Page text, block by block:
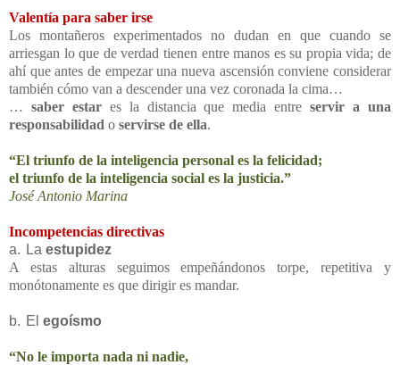
Valentía para saber irse
Los montañeros experimentados no dudan en que cuando se
arriesgan lo que de verdad tienen entre manos es su propia vida; de
ahí que antes de empezar una nueva ascensión conviene considerar
también cómo van a descender una vez coronada la cima…
… saber estares la distancia que media entreservir a una
responsabilidad o servirse de ella.
“El triunfo de la inteligencia personal es la felicidad;
el triunfo de la inteligencia social es la justicia.”
José Antonio Marina
Incompetencias directivas
a. La estupidez
A estas alturas seguimos empeñándonos torpe, repetitiva y
monótonamente es que dirigir es mandar.
b. El egoísmo
“No le importa nada ni nadie,